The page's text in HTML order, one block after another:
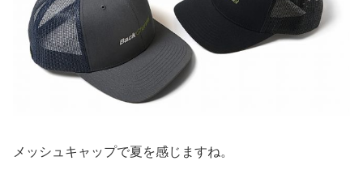
メッシュキャップで夏を感じますね。